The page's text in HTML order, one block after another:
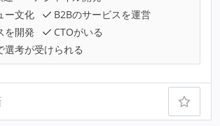
ー文化
B2Bのサービスを運営
を開発
CTOがいる
選考が受けられる